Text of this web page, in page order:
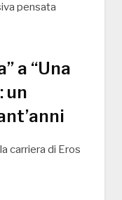
pensata
a “Una
un
carriera di Eros